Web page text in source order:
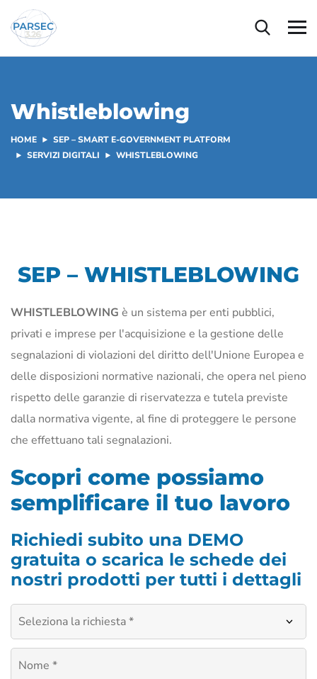
Whistleblowing
HOME
SEP – SMART E-GOVERNMENT PLATFORM
SERVIZI DIGITALI
WHISTLEBLOWING
SEP – WHISTLEBLOWING
WHISTLEBLOWING è un sistema per enti pubblici,
privati e imprese per l'acquisizione e la gestione delle
segnalazioni di violazioni del diritto dell'Unione Europea e
delle disposizioni normative nazionali, che opera nel pieno
rispetto delle garanzie di riservatezza e tutela previste
dalla normativa vigente, al fine di proteggere le persone
che effettuano tali segnalazioni.
Scopri come possiamo
semplificare il tuo lavoro
Richiedi subito una DEMO
gratuita o scarica le schede dei
nostri prodotti per tutti i dettagli